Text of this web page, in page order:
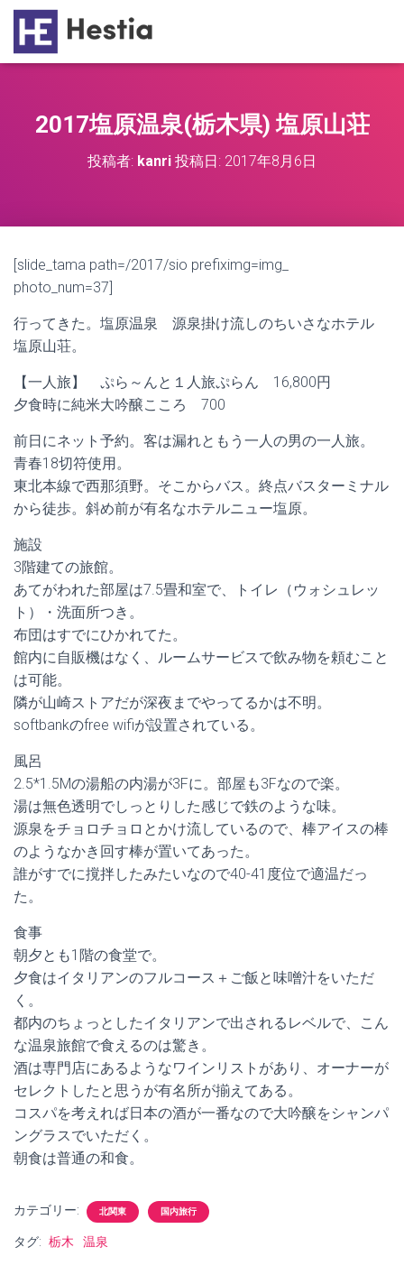
2017塩原温泉(栃木県) 塩原山荘
投稿者: kanri 投稿日: 2017年8月6日
[slide_tama path=/2017/sio prefiximg=img_
photo_num=37]
行ってきた。塩原温泉 源泉掛け流しのちいさなホテル
塩原山荘。
【一人旅】 ぷら～んと１人旅ぷらん 16,800円
夕食時に純米大吟醸こころ 700
前日にネット予約。客は漏れともう一人の男の一人旅。
青春18切符使用。
東北本線で西那須野。そこからバス。終点バスターミナル
から徒歩。斜め前が有名なホテルニュー塩原。
施設
3階建ての旅館。
あてがわれた部屋は7.5畳和室で、トイレ（ウォシュレッ
ト）・洗面所つき。
布団はすでにひかれてた。
館内に自販機はなく、ルームサービスで飲み物を頼むこと
は可能。
隣が山崎ストアだが深夜までやってるかは不明。
softbankのfree wifiが設置されている。
風呂
2.5*1.5Mの湯船の内湯が3Fに。部屋も3Fなので楽。
湯は無色透明でしっとりした感じで鉄のような味。
源泉をチョロチョロとかけ流しているので、棒アイスの棒
のようなかき回す棒が置いてあった。
誰がすでに撹拌したみたいなので40-41度位で適温だっ
た。
食事
朝夕とも1階の食堂で。
夕食はイタリアンのフルコース＋ご飯と味噌汁をいただ
く。
都内のちょっとしたイタリアンで出されるレベルで、こん
な温泉旅館で食えるのは驚き。
酒は専門店にあるようなワインリストがあり、オーナーが
セレクトしたと思うが有名所が揃えてある。
コスパを考えれば日本の酒が一番なので大吟醸をシャンパ
ングラスでいただく。
朝食は普通の和食。
カテゴリー: 北関東 国内旅行
タグ: 栃木 温泉